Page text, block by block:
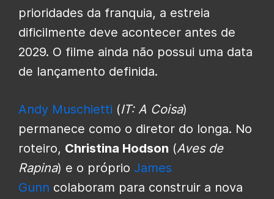
prioridades da franquia, a estreia
dificilmente deve acontecer antes de
2029. O filme ainda não possui uma data
de lançamento definida.
Andy Muschietti (IT: A Coisa)
permanece como o diretor do longa. No
roteiro, Christina Hodson (Aves de
Rapina) e o próprio James
Gunn colaboram para construir a nova